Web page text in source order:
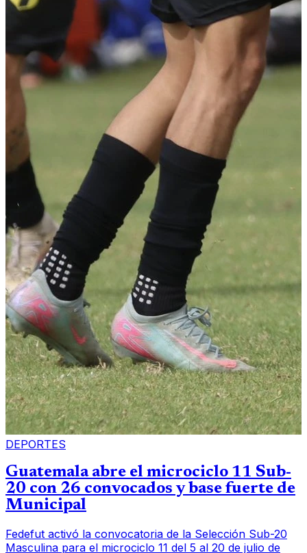
DEPORTES
Guatemala abre el microciclo 11 Sub-
20 con 26 convocados y base fuerte de
Municipal
Fedefut activó la convocatoria de la Selección Sub-20
Masculina para el microciclo 11 del 5 al 20 de julio de